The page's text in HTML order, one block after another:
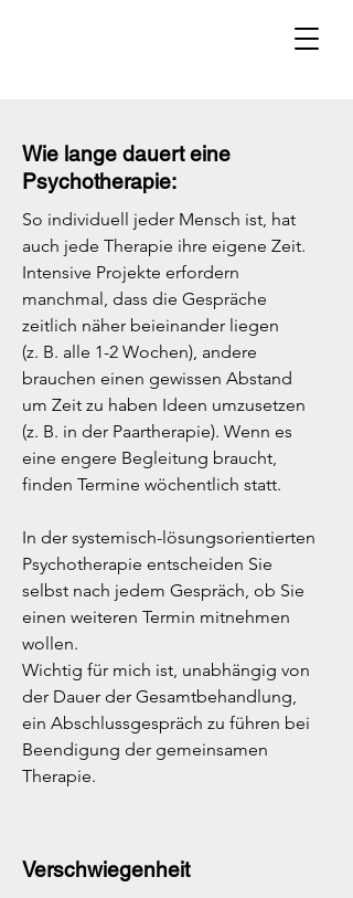
Wie lange dauert eine
Psychotherapie:
So individuell jeder Mensch ist, hat
auch jede Therapie ihre eigene Zeit.
Intensive Projekte erfordern
manchmal, dass die Gespräche
zeitlich näher beieinander liegen
(z. B. alle 1-2 Wochen), andere
brauchen einen gewissen Abstand
um Zeit zu haben Ideen umzusetzen
(z. B. in der Paartherapie). Wenn es
eine engere Begleitung braucht,
finden Termine wöchentlich statt.
In der systemisch-lösungsorientierten
Psychotherapie entscheiden Sie
selbst nach jedem Gespräch, ob Sie
einen weiteren Termin mitnehmen
wollen.
Wichtig für mich ist, unabhängig von
der Dauer der Gesamtbehandlung,
ein Abschlussgespräch zu führen bei
Beendigung der gemeinsamen
Therapie.
Verschwiegenheit